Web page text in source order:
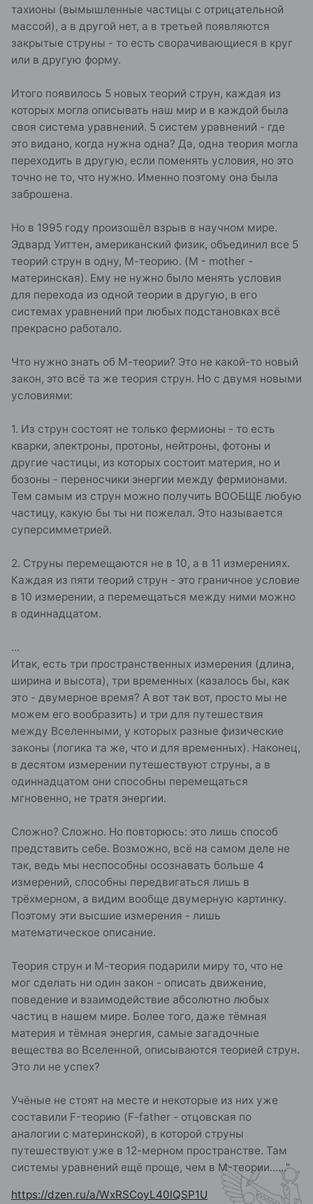
тахионы (вымышленные частицы с отрицательной
массой), а в другой нет, а в третьей появляются
закрытые струны - то есть сворачивающиеся в круг
или в другую форму.
Итого появилось 5 новых теорий струн, каждая из
которых могла описывать наш мир и в каждой была
своя система уравнений. 5 систем уравнений - где
это видано, когда нужна одна? Да, одна теория могла
переходить в другую, если поменять условия, но это
точно не то, что нужно. Именно поэтому она была
заброшена.
Но в 1995 году произошёл взрыв в научном мире.
Эдвард Уиттен, американский физик, объединил все 5
теорий струн в одну, М-теорию. (M - mother -
материнская). Ему не нужно было менять условия
для перехода из одной теории в другую, в его
системах уравнений при любых подстановках всё
прекрасно работало.
Что нужно знать об М-теории? Это не какой-то новый
закон, это всё та же теория струн. Но с двумя новыми
условиями:
1. Из струн состоят не только фермионы - то есть
кварки, электроны, протоны, нейтроны, фотоны и
другие частицы, из которых состоит материя, но и
бозоны - переносчики энергии между фермионами.
Тем самым из струн можно получить ВООБЩЕ любую
частицу, какую бы ты ни пожелал. Это называется
суперсимметрией.
2. Струны перемещаются не в 10, а в 11 измерениях.
Каждая из пяти теорий струн - это граничное условие
в 10 измерении, а перемещаться между ними можно
в одиннадцатом.
...
Итак, есть три пространственных измерения (длина,
ширина и высота), три временных (казалось бы, как
это - двумерное время? А вот так вот, просто мы не
можем его вообразить) и три для путешествия
между Вселенными, у которых разные физические
законы (логика та же, что и для временных). Наконец,
в десятом измерении путешествуют струны, а в
одиннадцатом они способны перемещаться
мгновенно, не тратя энергии.
Сложно? Сложно. Но повторюсь: это лишь способ
представить себе. Возможно, всё на самом деле не
так, ведь мы неспособны осознавать больше 4
измерений, способны передвигаться лишь в
трёхмерном, а видим вообще двумерную картинку.
Поэтому эти высшие измерения - лишь
математическое описание.
Теория струн и М-теория подарили миру то, что не
мог сделать ни один закон - описать движение,
поведение и взаимодействие абсолютно любых
частиц в нашем мире. Более того, даже тёмная
материя и тёмная энергия, самые загадочные
вещества во Вселенной, описываются теорией струн.
Это ли не успех?
Учёные не стоят на месте и некоторые из них уже
составили F-теорию (F-father - отцовская по
аналогии с материнской), в которой струны
путешествуют уже в 12-мерном пространстве. Там
системы уравнений ещё проще, чем в M-теории......"
https://dzen.ru/a/WxRSCoyL40lQSP1U